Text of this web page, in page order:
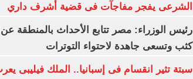
الشرعى يفجر مفاجآت فى قضية أشرف داري
رئيس الوزراء: مصر تتابع الأحداث بالمنطقة عن
كثب وتسعى جاهدة لاحتواء التوترات
سبتة تثير انقسام فى إسبانيا.. الملك فيليبى